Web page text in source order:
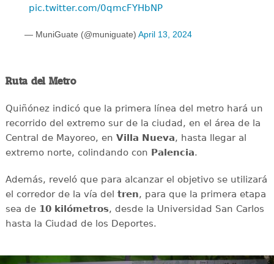
pic.twitter.com/0qmcFYHbNP
— MuniGuate (@muniguate) April 13, 2024
Ruta del Metro
Quiñónez indicó que la primera línea del metro hará un
recorrido del extremo sur de la ciudad, en el área de la
Central de Mayoreo, en Villa Nueva, hasta llegar al
extremo norte, colindando con Palencia.
Además, reveló que para alcanzar el objetivo se utilizará
el corredor de la vía del tren, para que la primera etapa
sea de 10 kilómetros, desde la Universidad San Carlos
hasta la Ciudad de los Deportes.